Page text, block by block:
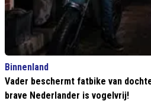
Binnenland
Vader beschermt fatbike van
brave Nederlander is vogelvrij!